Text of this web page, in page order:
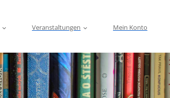
Veranstaltungen Mein Konto